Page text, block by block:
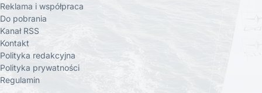
Reklama i współpraca
Do pobrania
Kanał RSS
Kontakt
Polityka redakcyjna
Polityka prywatności
Regulamin